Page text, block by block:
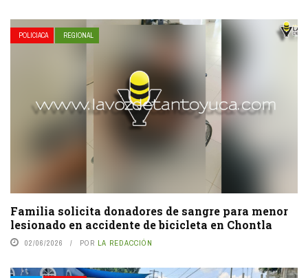
POLICIACA REGIONAL
Familia solicita donadores de sangre para menor
lesionado en accidente de bicicleta en Chontla
02/06/2026 POR LA REDACCIÓN